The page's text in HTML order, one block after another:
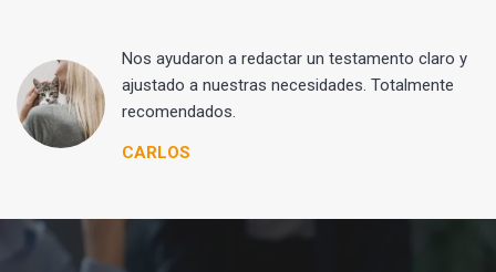
Nos ayudaron a redactar un testamento claro y
ajustado a nuestras necesidades. Totalmente
recomendados.
CARLOS